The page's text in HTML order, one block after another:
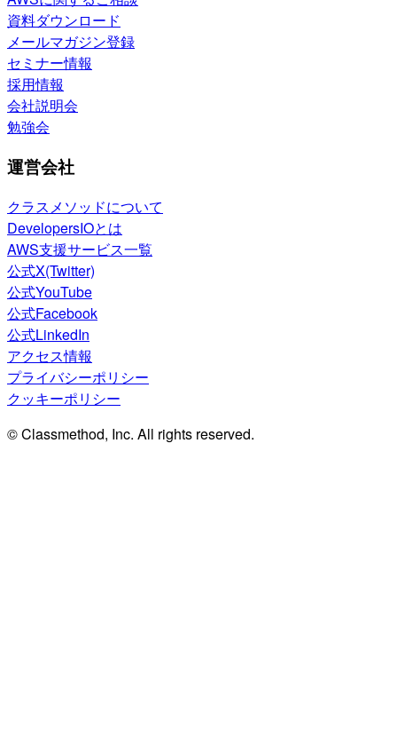
資料ダウンロード
メールマガジン登録
セミナー情報
採用情報
会社説明会
勉強会
運営会社
クラスメソッドについて
DevelopersIOとは
AWS支援サービス一覧
公式X(Twitter)
公式YouTube
公式Facebook
公式LinkedIn
アクセス情報
プライバシーポリシー
クッキーポリシー
© Classmethod, Inc. All rights reserved.